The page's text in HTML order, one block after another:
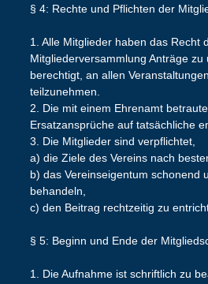
§ 4: Rechte und Pflichten der
1. Alle Mitglieder haben das Recht
Mitgliederversammlung Anträge zu
berechtigt, an allen
teilzunehmen.
2. Die mit einem Ehrenamt
Ersatzansprüche auf tatsächliche
3. Die Mitglieder sind verpflichtet,
a) die Ziele des Vereins nach
b) das Vereinseigentum schonend
behandeln,
c) den Beitrag rechtzeitig zu
§ 5: Beginn und Ende der
1. Die Aufnahme ist schriftlich zu